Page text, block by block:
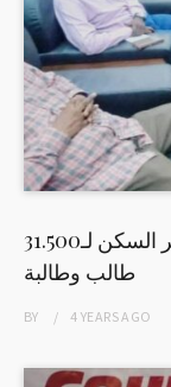
صندوق رعاية الطلاب بالجزيرة يوفر السكن لـ31.500
طالب وطالبة
BY 4 YEARSAGO